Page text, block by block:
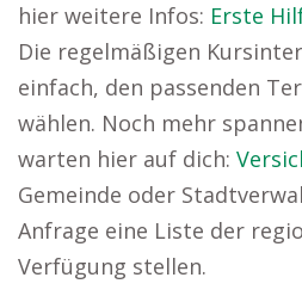
hier weitere Infos: Erste
Die regelmäßigen
einfach, den passenden
wählen. Noch mehr
warten hier auf dich:
Gemeinde oder
Anfrage eine Liste der
Verfügung stellen.